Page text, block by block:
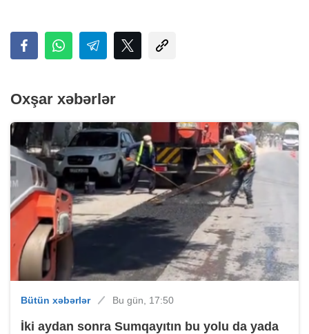
Oxşar xəbərlər
Bütün xəbərlər Bu gün, 17:50
İki aydan sonra Sumqayıtın bu yolu da yada